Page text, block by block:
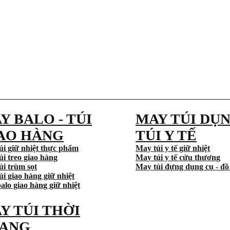
BALO - TÚI
HÀNG
giữ nhiệt thực phẩm
treo giao hàng
trùm sọt
giao hàng giữ nhiệt
giao hàng giữ nhiệt
MAY TÚI
TÚI Y TẾ
May túi y tế giữ nhiệt
May túi y tế cứu thương
May túi đựng dụng cụ - đồ
TÚI THỜI